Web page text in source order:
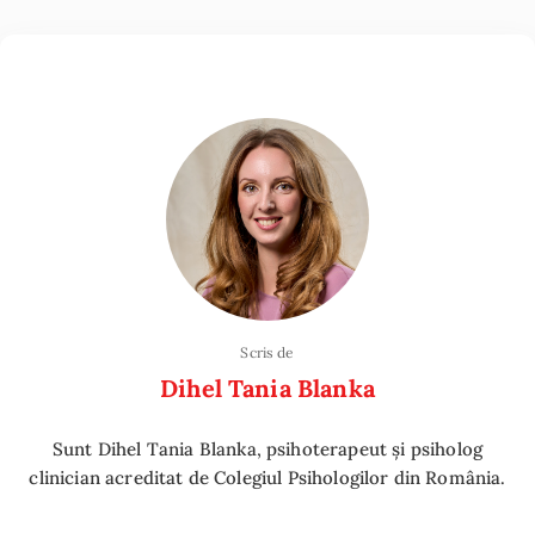
Scris de
Dihel Tania Blanka
Sunt Dihel Tania Blanka, psihoterapeut și psiholog
clinician acreditat de Colegiul Psihologilor din România.